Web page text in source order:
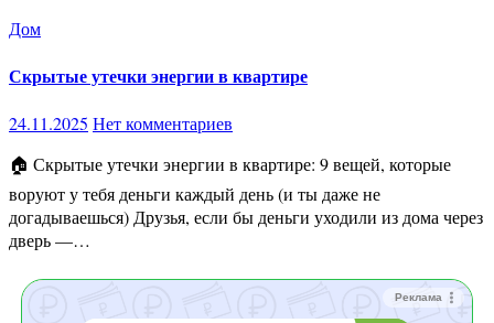
Дом
Скрытые утечки энергии в квартире
24.11.2025 Нет комментариев
🏠 Скрытые утечки энергии в квартире: 9 вещей, которые
воруют у тебя деньги каждый день (и ты даже не
догадываешься) Друзья, если бы деньги уходили из дома через
дверь —…
Реклама